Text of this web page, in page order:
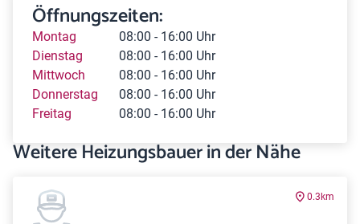
Öffnungszeiten:
Montag
08:00 - 16:00 Uhr
Dienstag
08:00 - 16:00 Uhr
Mittwoch
08:00 - 16:00 Uhr
Donnerstag
08:00 - 16:00 Uhr
Freitag
08:00 - 16:00 Uhr
Weitere Heizungsbauer in der Nähe
0.3km